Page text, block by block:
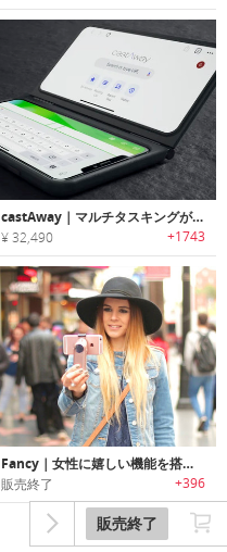
販売終了
castAway｜マルチタスキングが可能なセカンドモニター搭載スマホケース「キャストアウェイ」
¥ 32,490 +1743
Fancy｜女性に嬉しい機能を搭載したスマホ用スリムコンパクトスタビライザー「ファンシー」
販売終了 +396